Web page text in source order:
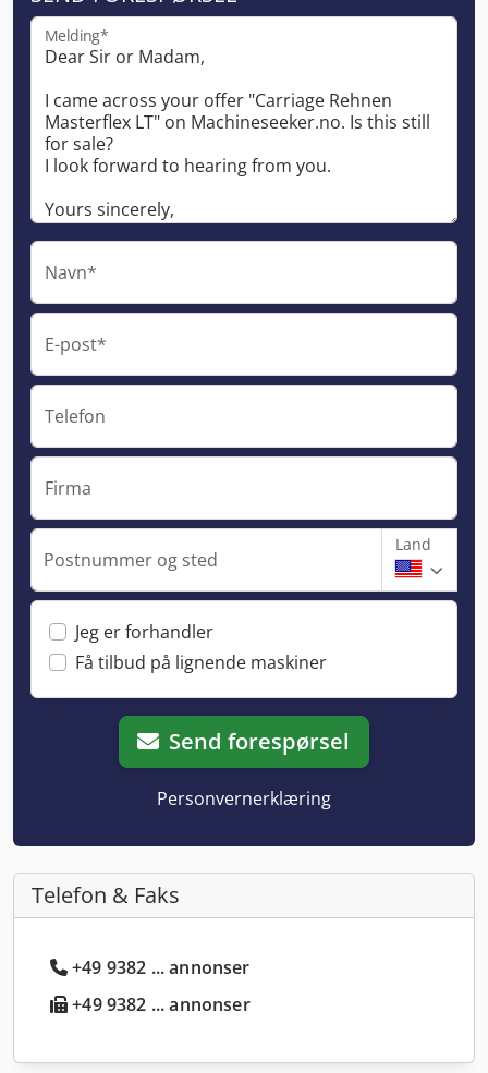
Melding*
Navn*
E-post*
Telefon
Firma
Postnummer og sted
Land
Jeg er forhandler
Få tilbud på lignende maskiner
Send forespørsel
Personvernerklæring
Telefon & Faks
+49 9382 ... annonser
+49 9382 ... annonser